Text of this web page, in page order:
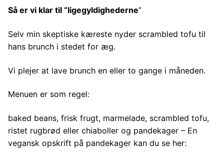
Så er vi klar til “ligegyldighederne”
Selv min skeptiske kæreste nyder scrambled tofu til
hans brunch i stedet for æg.
Vi plejer at lave brunch en eller to gange i måneden.
Menuen er som regel:
baked beans, frisk frugt, marmelade, scrambled tofu,
ristet rugbrød eller chiaboller og pandekager – En
vegansk opskrift på pandekager kan du se her: